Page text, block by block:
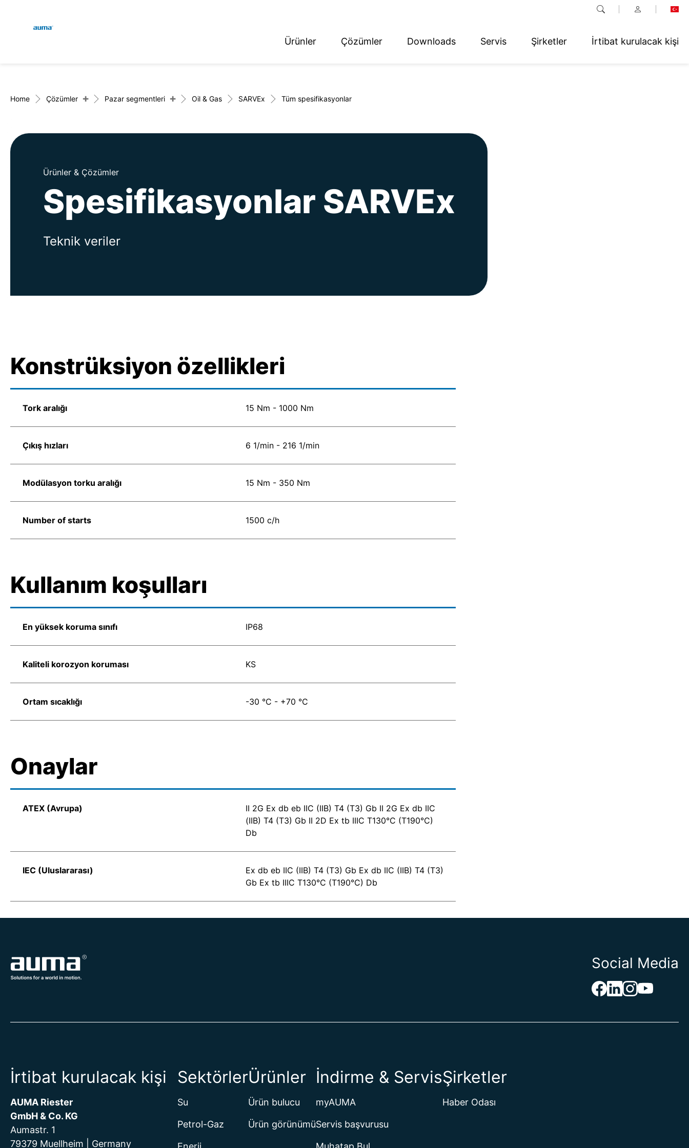
Ürünler Çözümler Downloads Servis Şirketler İrtibat kurulacak kişi
Avrupa
Asya ve Pasifik
Kuzey Amerika
Home Çözümler + Pazar segmentleri + Oil & Gas SARVEx Tüm spesifikasyonlar
Ürünler & Çözümler
Spesifikasyonlar SARVEx
Teknik veriler
Konstrüksiyon özellikleri
Tork aralığı 15 Nm - 1000 Nm
Çıkış hızları 6 1/min - 216 1/min
Modülasyon torku aralığı 15 Nm - 350 Nm
Number of starts 1500 c/h
Kullanım koşulları
En yüksek koruma sınıfı IP68
Kaliteli korozyon koruması KS
Ortam sıcaklığı -30 °C - +70 °C
Onaylar
ATEX (Avrupa)
II 2G Ex db eb IIC (IIB) T4 (T3) Gb II 2G Ex db IIC
(IIB) T4 (T3) Gb II 2D Ex tb IIIC T130°C (T190°C)
Db
IEC (Uluslararası)
Ex db eb IIC (IIB) T4 (T3) Gb Ex db IIC (IIB) T4 (T3)
Gb Ex tb IIIC T130°C (T190°C) Db
Social Media
İrtibat kurulacak kişi
AUMA Riester
GmbH & Co. KG
Aumastr. 1
79379 Muellheim | Germany
Sektörler
Su
Petrol-Gaz
Ürünler
Ürün bulucu
Ürün görünümü
İndirme & Servis
myAUMA
Servis başvurusu
Şirketler
Haber Odası